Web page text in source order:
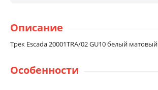
Описание
Трек Escada 20001TRA/02 GU10 белый матовый
Особенности